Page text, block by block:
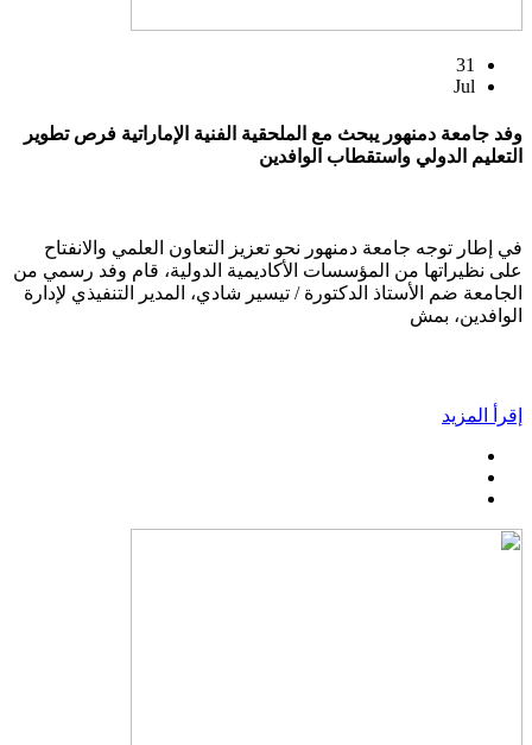
31
Jul
وفد جامعة دمنهور يبحث مع الملحقية الفنية الإماراتية فرص تطوير
التعليم الدولي واستقطاب الوافدين
في إطار توجه جامعة دمنهور نحو تعزيز التعاون العلمي والانفتاح
على نظيراتها من المؤسسات الأكاديمية الدولية، قام وفد رسمي من
الجامعة ضم الأستاذ الدكتورة / تيسير شادي، المدير التنفيذي لإدارة
الوافدين، بمش
إقرأ المزيد